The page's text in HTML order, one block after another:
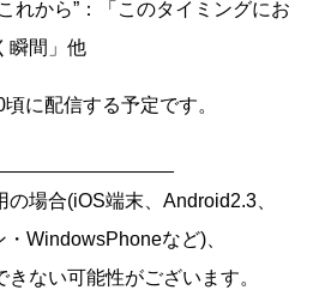
れから”：「このタイミングにお
瞬間」他
に配信する予定です。
場合(iOS端末、Android2.3、
WindowsPhoneなど)、
ない可能性がございます。